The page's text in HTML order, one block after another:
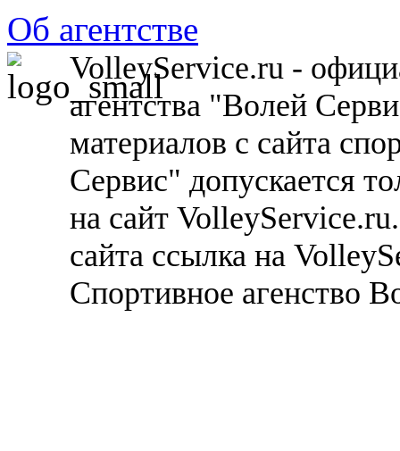
Об агентстве
VolleyService.ru -
агентства "Волей
материалов с сайта
Сервис" допускается
на сайт
сайта ссылка на
Спортивное агенство